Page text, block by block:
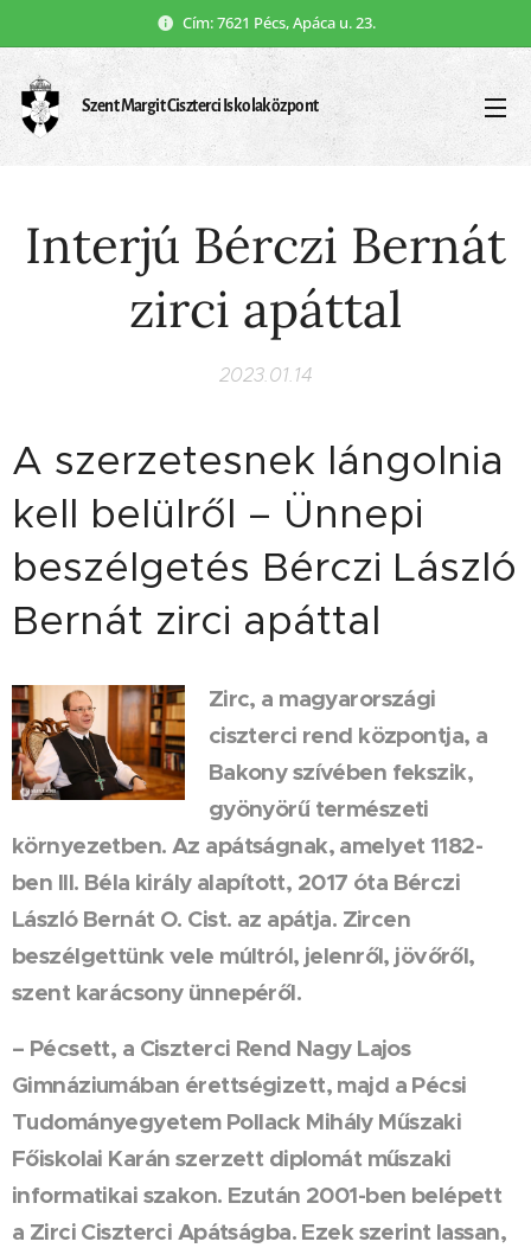
Cím: 7621 Pécs, Apáca u. 23.
Szent Margit Ciszterci Iskolaközpont
Interjú Bérczi Bernát
zirci apáttal
2023.01.14
A szerzetesnek lángolnia
kell belülről – Ünnepi
beszélgetés Bérczi László
Bernát zirci apáttal
Zirc, a magyarországi
ciszterci rend központja, a
Bakony szívében fekszik,
gyönyörű természeti
környezetben. Az apátságnak, amelyet 1182-
ben III. Béla király alapított, 2017 óta Bérczi
László Bernát O. Cist. az apátja. Zircen
beszélgettünk vele múltról, jelenről, jövőről,
szent karácsony ünnepéről.
– Pécsett, a Ciszterci Rend Nagy Lajos
Gimnáziumában érettségizett, majd a Pécsi
Tudományegyetem Pollack Mihály Műszaki
Főiskolai Karán szerzett diplomát műszaki
informatikai szakon. Ezután 2001-ben belépett
a Zirci Ciszterci Apátságba. Ezek szerint lassan,